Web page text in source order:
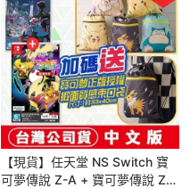
【現貨】任天堂 NS Switch 寶
可夢傳說 Z-A + 寶可夢傳說 Z-